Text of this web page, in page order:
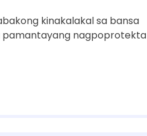
kinakalakal sa bansa
pamantayang nagpoprotekta